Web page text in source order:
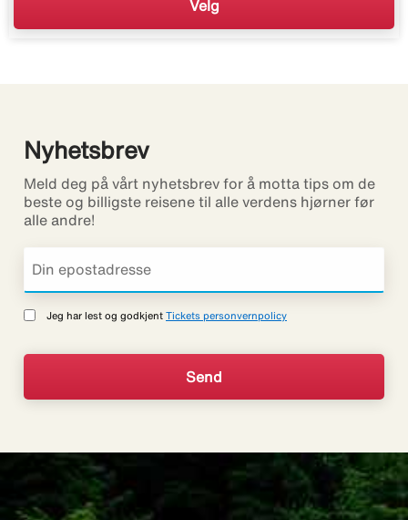
Velg
Nyhetsbrev
Meld deg på vårt nyhetsbrev for å motta tips om de
beste og billigste reisene til alle verdens hjørner før
alle andre!
Jeg har lest og godkjent Tickets personvernpolicy